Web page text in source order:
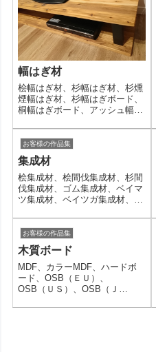
幅はぎ材
桧幅はぎ材、杉幅はぎ材、杉燻
煙幅はぎ材、杉幅はぎボード、
桐幅はぎボード、アッシュ幅は
お客様の作品集
集成材
桧集成材、桧間伐集成材、杉間
伐集成材、ゴム集成材、ベイマ
ツ集成材、ベイツガ集成材、竹
お客様の作品集
木質ボード
MDF、カラーMDF、ハードボ
ード、OSB（ＥＵ）、
OSB（ＵＳ）、OSB（Ｊ
燃OSB（ＪＰ）、パーチクルボ